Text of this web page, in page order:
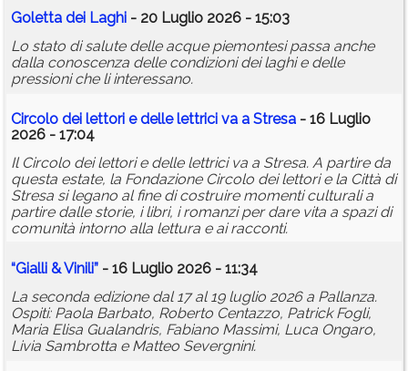
Goletta dei Laghi - 20 Luglio 2026 - 15:03
Lo stato di salute delle acque piemontesi passa anche
dalla conoscenza delle condizioni dei laghi e delle
pressioni che li interessano.
Circolo dei lettori e delle lettrici va a Stresa - 16 Luglio
2026 - 17:04
Il Circolo dei lettori e delle lettrici va a Stresa. A partire da
questa estate, la Fondazione Circolo dei lettori e la Città di
Stresa si legano al fine di costruire momenti culturali a
partire dalle storie, i libri, i romanzi per dare vita a spazi di
comunità intorno alla lettura e ai racconti.
“Gialli & Vinili” - 16 Luglio 2026 - 11:34
La seconda edizione dal 17 al 19 luglio 2026 a Pallanza.
Ospiti: Paola Barbato, Roberto Centazzo, Patrick Fogli,
Maria Elisa Gualandris, Fabiano Massimi, Luca Ongaro,
Livia Sambrotta e Matteo Severgnini.